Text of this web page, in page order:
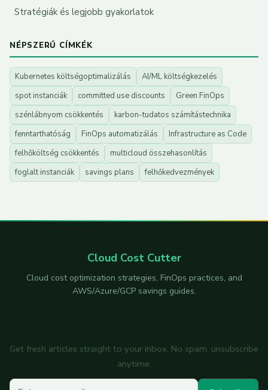
Stratégiák és legjobb gyakorlatok
NÉPSZERŰ CÍMKÉK
Kubernetes költségoptimalizálás
AI/ML költségkezelés
spot instanciák
committed use discounts
Green FinOps
szénlábnyom csökkentés
karbon-tudatos számítástechnika
fenntarthatóság
FinOps automatizálás
Infrastructure as Code
felhőköltség csökkentés
multicloud összehasonlítás
foglalt instanciák
savings plans felhőkedvezmények
Cloud Cost Cutter
Cloud cost optimization strategies, FinOps practices, and
AWS/Azure/GCP savings guides.
Get fresh articles straight to your inbox. No spam, unsubscribe
anytime.
Your email